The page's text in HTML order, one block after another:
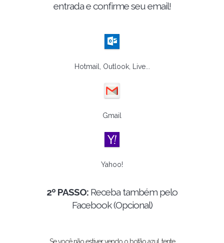
entrada e confirme seu email!
Hotmail, Outlook, Live...
Gmail
Yahoo!
2º PASSO: Receba também pelo
Facebook (Opcional)